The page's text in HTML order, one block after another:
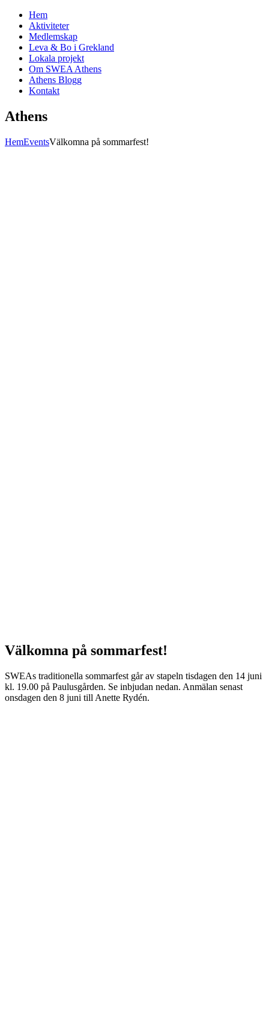
Hem
Aktiviteter
Medlemskap
Leva & Bo i Grekland
Lokala projekt
Om SWEA Athens
Athens Blogg
Kontakt
Athens
HemEventsVälkomna på sommarfest!
Välkomna på sommarfest!
SWEAs traditionella sommarfest går av stapeln tisdagen den 14 juni
kl. 19.00 på Paulusgården. Se inbjudan nedan. Anmälan senast
onsdagen den 8 juni till Anette Rydén.